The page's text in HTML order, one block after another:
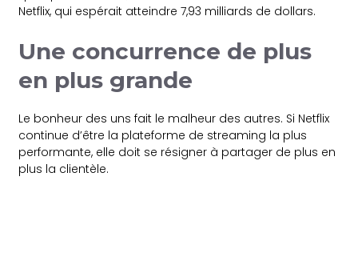
Netflix, qui espérait atteindre 7,93 milliards de dollars.
Une concurrence de plus
en plus grande
Le bonheur des uns fait le malheur des autres. Si Netflix
continue d’être la plateforme de streaming la plus
performante, elle doit se résigner à partager de plus en
plus la clientèle.